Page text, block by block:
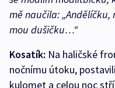
mě naučila:
mou dušičku…“
Kosatík: Na haličské
nočnímu útoku,
kulomet a celou noc